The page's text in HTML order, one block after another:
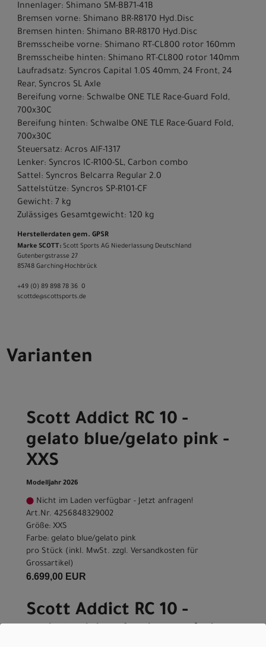
Innenlager: Shimano SM-BB71-41B
Bremsen vorne: Shimano BR-R8170 Hyd.Disc
Bremsen hinten: Shimano BR-R8170 Hyd.Disc
Bremsscheibe vorne: Shimano RT-CL800 rotor 160mm
Bremsscheibe hinten: Shimano RT-CL800 rotor 140mm
Laufradsatz: Syncros Capital 1.0S 40mm, 24 Front, 24
Rear, Syncros SL Axle
Bereifung vorne: Schwalbe ONE TLE Race-Guard Fold,
700x30C
Bereifung hinten: Schwalbe ONE TLE Race-Guard Fold,
700x30C
Steuersatz: Acros AIF-1317
Lenker: Syncros IC-R100-SL, Carbon combo
Sattel: Syncros Belcarra Regular 2.0
Sattelstütze: Syncros SP-R101-CF
Gewicht: 7 kg
Zulässiges Gesamtgewicht: 120 kg
Herstellerdaten gem. GPSR
Marke SCOTT: Scott Sports AG Niederlassung Deutschland
Gutenbergstrasse 27
85748 Garching-­Hochbrück
+49 (0) 89 898 78 36 ­ 0
scott­de@scott­sports.de
Varianten
Scott Addict RC 10 -
gelato blue/gelato pink -
XXS
Modelljahr 2026
Nicht im Laden verfügbar - Jetzt anfragen!
Art.Nr. 4256848329002
Größe: XXS
Farbe: gelato blue/gelato pink
pro Stück (inkl. MwSt. zzgl. Versandkosten für
Grossartikel)
6.699,00 EUR
Scott Addict RC 10 -